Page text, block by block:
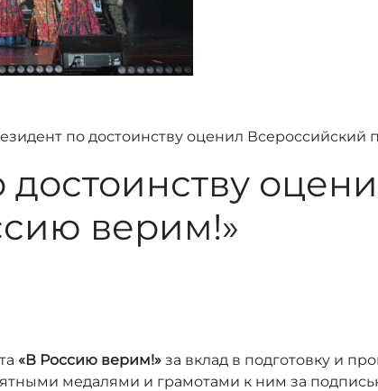
по достоинству оценил Всероссийский
верим!»
«В Россию верим!» за вклад в подготовку и
медалями и грамотами к ним за